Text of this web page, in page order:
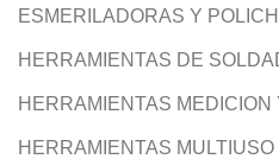
ESMERILADORAS Y
HERRAMIENTAS DE
HERRAMIENTAS MEDICION
HERRAMIENTAS MULTIUSO